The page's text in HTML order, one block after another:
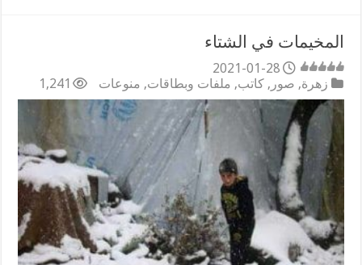
المخيمات في الشتاء
2021-01-28
زهرة, صور , كاتب, ملفات وبطاقات, منوعات 1,241